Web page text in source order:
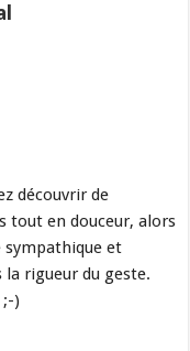
découvrir de
tout en douceur, alors
sympathique et
la rigueur du geste.
)